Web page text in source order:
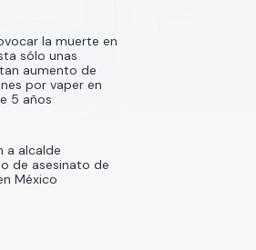
la muerte en
sólo unas
aumento de
por vaper en
5 años
a alcalde
de asesinato de
México